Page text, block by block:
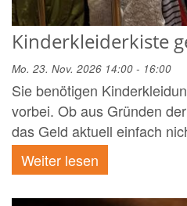
Kinderkleiderkiste
Mo. 23. Nov. 2026 14:00 - 16:00
Sie benötigen
vorbei. Ob aus Gründen
das Geld aktuell einfach
Weiter lesen